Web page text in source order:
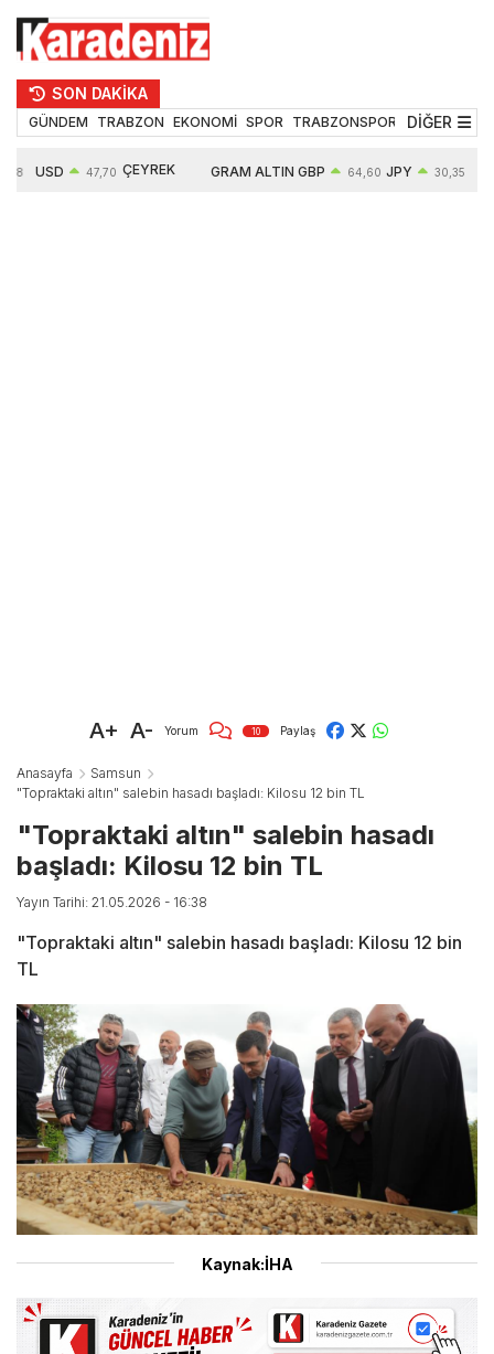
SON DAKİKA
GÜNDEM TRABZON EKONOMİ SPOR TRABZONSPOR TEKNOLOJİ
DİĞER
USD 47,70 ÇEYREK GRAM ALTIN GBP 64,60 JPY 30,35
A+ A- Yorum 10 Paylaş
Anasayfa
Samsun
"Topraktaki altın" salebin hasadı başladı: Kilosu 12 bin TL
"Topraktaki altın" salebin hasadı
başladı: Kilosu 12 bin TL
Yayın Tarihi: 21.05.2026 - 16:38
"Topraktaki altın" salebin hasadı başladı: Kilosu 12 bin
TL
Kaynak:İHA